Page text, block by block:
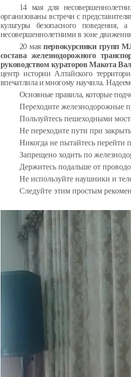
14 мая для
организованы встречи с
культуры безопасного поведения,
несовершеннолетними в зоне
20 маяпервокурсники групп
состава железнодорожного
руководством кураторов Макота
центр истории Алтайского
впечатлила и многому научила.
Основные правила, которые
Переходите железнодорожные
Пользуйтесь пешеходными
Не переходите пути при
Никогда не пытайтесь перейти
Запрещено ходить по
Держитесь подальше от
Не используйте наушники и
Следуйте этим простым